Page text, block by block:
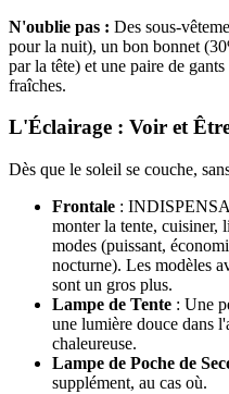
N'oublie pas : Des sous-
pour la nuit), un bon bonnet
par la tête) et une paire de
fraîches.
L'Éclairage : Voir et
Dès que le soleil se couche,
Frontale :
monter la tente, cuisiner,
modes (puissant,
nocturne). Les modèles
sont un gros plus.
Lampe de Tente : Une
une lumière douce dans
chaleureuse.
Lampe de Poche de
supplément, au cas où.